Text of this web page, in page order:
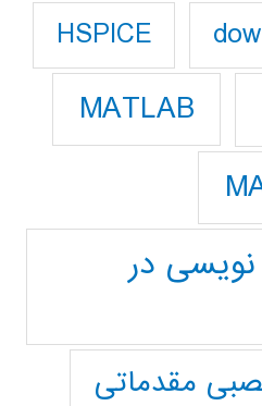
HSPICE
MATLAB
نویسی در
مقدماتی